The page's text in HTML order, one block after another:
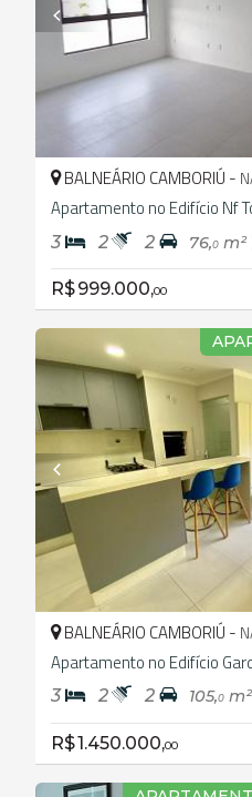
BALNEÁRIO CAMBORIÚ -
Apartamento no Edifício Nf
3 2 2 76,0 m²
R$ 999.000,00
BALNEÁRIO CAMBORIÚ -
Apartamento no Edifício
3 2 2 105,0 m²
R$ 1.450.000,00